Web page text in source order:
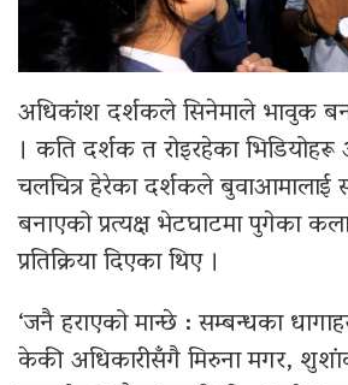
अधिकांश दर्शकले सिनेमाले भावुक
। कति दर्शक त रोइरहेका
चलचित्र हेरेका दर्शकले बुवाआमालाई
बनाएको प्रत्यक्ष भेटघाटमा पुगेका
प्रतिक्रिया दिएका थिए ।
‘जनै हराएको मान्छे : सम्बन्धका
केकी अधिकारीसँगै मिरुना मगर,